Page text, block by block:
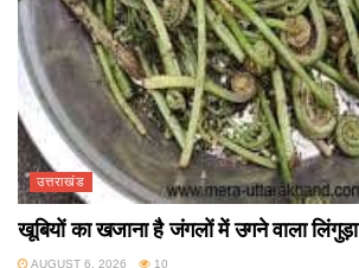
उत्तराखंड
खूबियों का खजाना है जंगलों में उगने वाला लिंगुड़ा
AUGUST 6, 2026 10